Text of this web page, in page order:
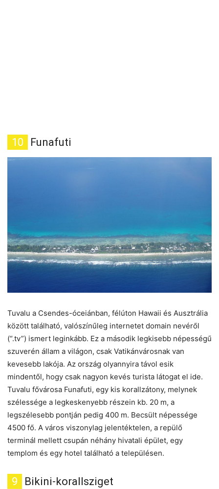
10 Funafuti
Tuvalu a Csendes-óceiánban, félúton Hawaii és Ausztrália
között található, valószínűleg internetet domain nevéről
(“.tv”) ismert leginkább. Ez a második legkisebb népességű
szuverén állam a világon, csak Vatikánvárosnak van
kevesebb lakója. Az ország olyannyira távol esik
mindentől, hogy csak nagyon kevés turista látogat el ide.
Tuvalu fővárosa Funafuti, egy kis korallzátony, melynek
szélessége a legkeskenyebb részein kb. 20 m, a
legszélesebb pontján pedig 400 m. Becsült népessége
4500 fő. A város viszonylag jelentéktelen, a repülő
terminál mellett csupán néhány hivatali épület, egy
templom és egy hotel található a településen.
9 Bikini-korallsziget